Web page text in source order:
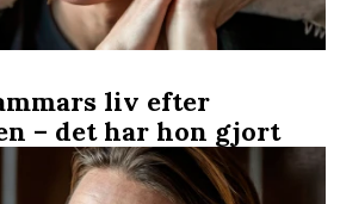
liv efter
– det har hon gjort